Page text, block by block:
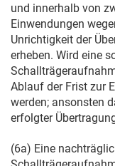
und innerhalb von
Einwendungen
Unrichtigkeit der
erheben. Wird eine
Ablauf der Frist zur
werden; ansonsten
erfolgter
(6a) Eine